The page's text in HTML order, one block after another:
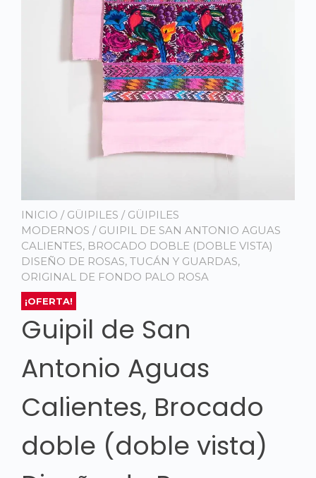
INICIO / GÜIPILES / GÜIPILES
MODERNOS / GUIPIL DE SAN ANTONIO AGUAS
CALIENTES, BROCADO DOBLE (DOBLE VISTA)
DISEÑO DE ROSAS, TUCÁN Y GUARDAS,
ORIGINAL DE FONDO PALO ROSA
¡OFERTA!
Guipil de San
Antonio Aguas
Calientes, Brocado
doble (doble vista)